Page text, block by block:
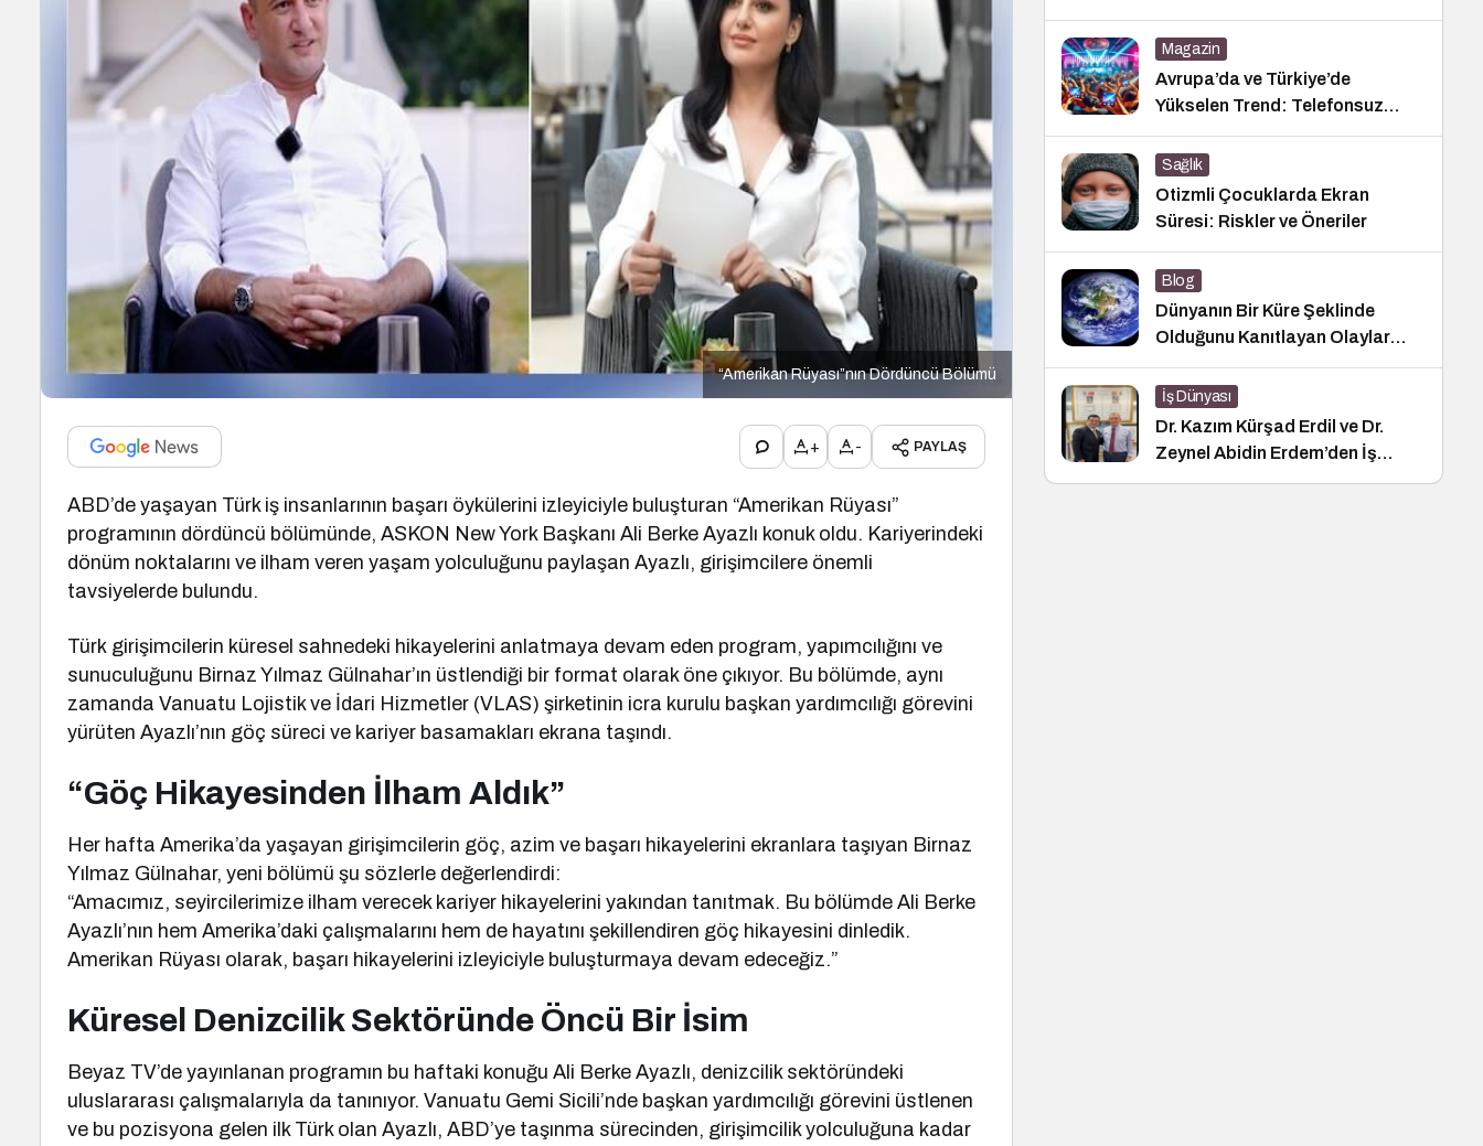
“Amerikan Rüyası”nın Dördüncü Bölümü
+ - PAYLAŞ
ABD’de yaşayan Türk iş insanlarının başarı öykülerini izleyiciyle buluşturan “Amerikan Rüyası”
programının dördüncü bölümünde, ASKON New York Başkanı Ali Berke Ayazlı konuk oldu. Kariyerindeki
dönüm noktalarını ve ilham veren yaşam yolculuğunu paylaşan Ayazlı, girişimcilere önemli
tavsiyelerde bulundu.
Türk girişimcilerin küresel sahnedeki hikayelerini anlatmaya devam eden program, yapımcılığını ve
sunuculuğunu Birnaz Yılmaz Gülnahar’ın üstlendiği bir format olarak öne çıkıyor. Bu bölümde, aynı
zamanda Vanuatu Lojistik ve İdari Hizmetler (VLAS) şirketinin icra kurulu başkan yardımcılığı görevini
yürüten Ayazlı’nın göç süreci ve kariyer basamakları ekrana taşındı.
“Göç Hikayesinden İlham Aldık”
Her hafta Amerika’da yaşayan girişimcilerin göç, azim ve başarı hikayelerini ekranlara taşıyan Birnaz
Yılmaz Gülnahar, yeni bölümü şu sözlerle değerlendirdi:
“Amacımız, seyircilerimize ilham verecek kariyer hikayelerini yakından tanıtmak. Bu bölümde Ali Berke
Ayazlı’nın hem Amerika’daki çalışmalarını hem de hayatını şekillendiren göç hikayesini dinledik.
Amerikan Rüyası olarak, başarı hikayelerini izleyiciyle buluşturmaya devam edeceğiz.”
Küresel Denizcilik Sektöründe Öncü Bir İsim
Beyaz TV’de yayınlanan programın bu haftaki konuğu Ali Berke Ayazlı, denizcilik sektöründeki
uluslararası çalışmalarıyla da tanınıyor. Vanuatu Gemi Sicili’nde başkan yardımcılığı görevini üstlenen
ve bu pozisyona gelen ilk Türk olan Ayazlı, ABD’ye taşınma sürecinden, girişimcilik yolculuğuna kadar
Magazin
Avrupa’da ve Türkiye’de
Yükselen Trend: Telefonsuz
Gece Kulüpleri
Sağlık
Otizmli Çocuklarda Ekran
Süresi: Riskler ve Öneriler
Blog
Dünyanın Bir Küre Şeklinde
Olduğunu Kanıtlayan Olaylar
Nedir?
İş Dünyası
Dr. Kazım Kürşad Erdil ve Dr.
Zeynel Abidin Erdem’den İş
Dünyası Buluşması